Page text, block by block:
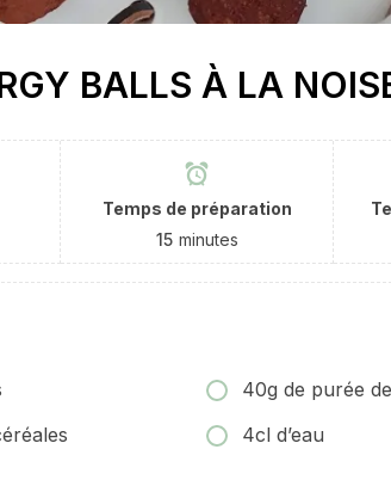
BALLS À LA
Temps de préparation
15 minutes
40g de purée
4cl d’eau